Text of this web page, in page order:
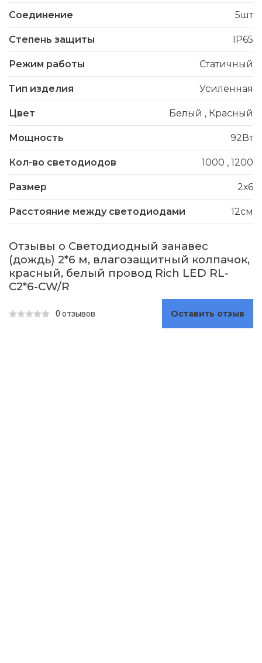
Соединение 5шт
Степень защиты IP65
Режим работы Статичный
Тип изделия Усиленная
Цвет Белый , Красный
Мощность 92Вт
Кол-во светодиодов 1000 , 1200
Размер 2х6
Расстояние между светодиодами 12см
Отзывы о Светодиодный занавес
(дождь) 2*6 м, влагозащитный колпачок,
красный, белый провод Rich LED RL-
C2*6-CW/R
0 отзывов Оставить отзыв